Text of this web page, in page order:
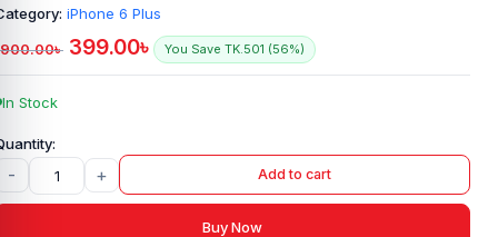
iPhone 6 Plus
900.00৳ 399.00৳ You Save TK.501 (56%)
In Stock
- + Add to cart
Buy Now